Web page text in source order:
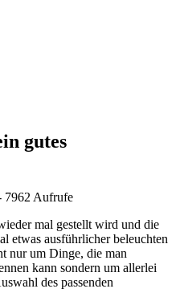
gutes
7962 Aufrufe
mal gestellt wird und die
etwas ausführlicher beleuchten
nur um Dinge, die man
kann sondern um allerlei
des passenden